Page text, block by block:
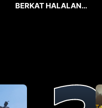
BERKAT HALALAN